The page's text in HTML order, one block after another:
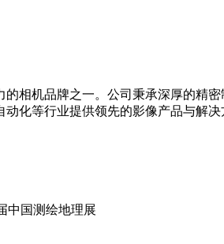
相机品牌之一。公司秉承深厚的精
化等行业提供领先的影像产品与解决
中国测绘地理展